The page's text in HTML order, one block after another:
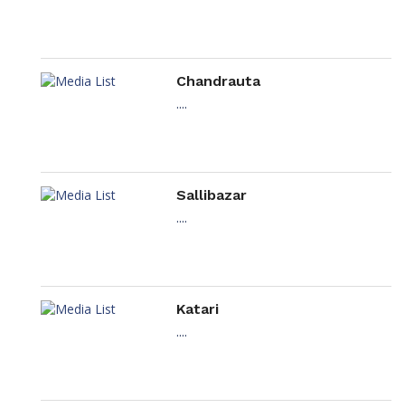
Chandrauta
....
Sallibazar
....
Katari
....